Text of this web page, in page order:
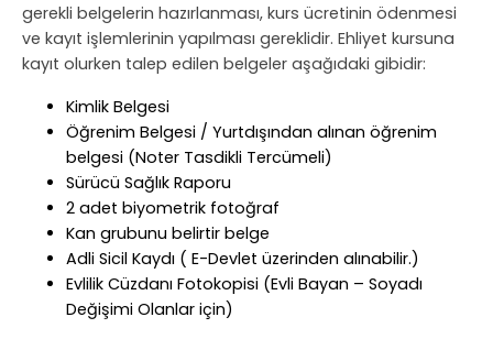
gerekli belgelerin hazırlanması, kurs ücretinin ödenmesi
ve kayıt işlemlerinin yapılması gereklidir. Ehliyet kursuna
kayıt olurken talep edilen belgeler aşağıdaki gibidir:
Kimlik Belgesi
Öğrenim Belgesi / Yurtdışından alınan öğrenim
belgesi (Noter Tasdikli Tercümeli)
Sürücü Sağlık Raporu
2 adet biyometrik fotoğraf
Kan grubunu belirtir belge
Adli Sicil Kaydı ( E-Devlet üzerinden alınabilir.)
Evlilik Cüzdanı Fotokopisi (Evli Bayan – Soyadı
Değişimi Olanlar için)